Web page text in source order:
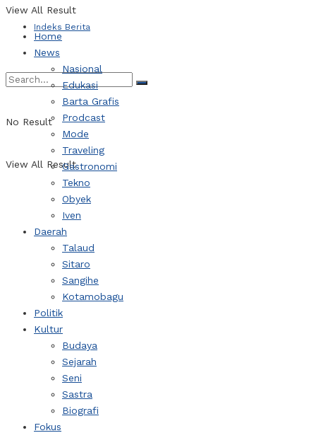
Indeks Berita
No Result
View All Result
View All Result
Home
News
Nasional
Edukasi
Barta Grafis
Prodcast
Mode
Traveling
Gastronomi
Tekno
Obyek
Iven
Daerah
Talaud
Sitaro
Sangihe
Kotamobagu
Politik
Kultur
Budaya
Sejarah
Seni
Sastra
Biografi
Fokus